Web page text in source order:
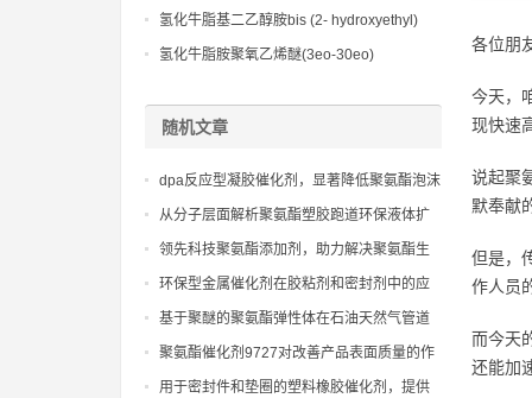
各位朋
今天，
现快速
说起聚
默奉献
但是，
作人员
而今天
还能加
amine ethoxylate ether (3eo-30eo)
cas61791-26-2
氢化牛脂基二乙醇胺bis (2- hydroxyethyl)
hydrogenated tallow amine cas61790-82-7
氢化牛脂胺聚氧乙烯醚(3eo-30eo)
随机文章
dpa反应型凝胶催化剂，显著降低聚氨酯泡沫
的voc排放，符合环保标准
从分子层面解析聚氨酯塑胶跑道环保液体扩
链剂如何构建更稳定的聚氨酯网络
领先科技聚氨酯添加剂，助力解决聚氨酯生
产中的各种技术难题
环保型金属催化剂在胶粘剂和密封剂中的应
用，提供快速固化和优异的粘接性能。
基于聚醚的聚氨酯弹性体在石油天然气管道
防腐涂层和绝缘层中的应用
聚氨酯催化剂9727对改善产品表面质量的作
用
用于密封件和垫圈的塑料橡胶催化剂，提供